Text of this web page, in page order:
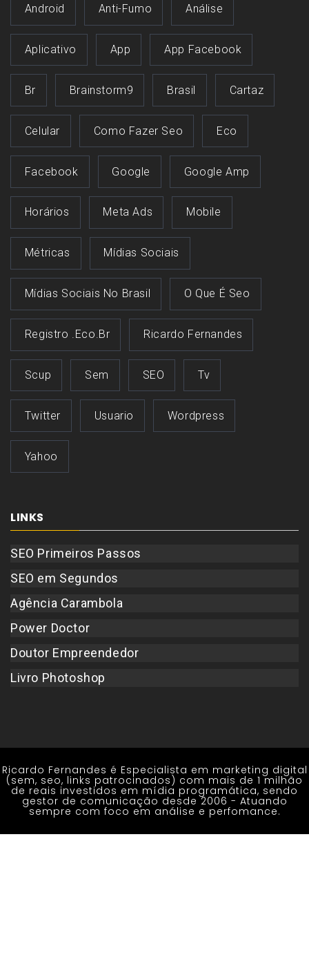
Android Anti-Fumo Análise
Aplicativo App App Facebook
Br Brainstorm9 Brasil Cartaz
Celular Como Fazer Seo Eco
Facebook Google Google Amp
Horários Meta Ads Mobile
Métricas Mídias Sociais
Mídias Sociais No Brasil O Que É Seo
Registro .eco.br Ricardo Fernandes
Scup Sem SEO Tv
Twitter Usuario Wordpress
Yahoo
LINKS
SEO Primeiros Passos
SEO em Segundos
Agência Carambola
Power Doctor
Doutor Empreendedor
Livro Photoshop
Ricardo Fernandes é Especialista em marketing digital
(sem, seo, links patrocinados) com mais de 1 milhão
de reais investidos em mídia programática, sendo
gestor de comunicação desde 2006 - Atuando
sempre com foco em análise e perfomance.